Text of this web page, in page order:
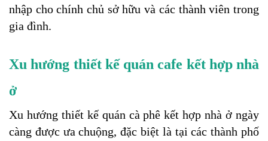
nhập cho chính chủ sở hữu và các thành viên trong
gia đình.
Xu hướng thiết kế quán cafe kết hợp nhà
ở
Xu hướng thiết kế quán cà phê kết hợp nhà ở ngày
càng được ưa chuộng, đặc biệt là tại các thành phố